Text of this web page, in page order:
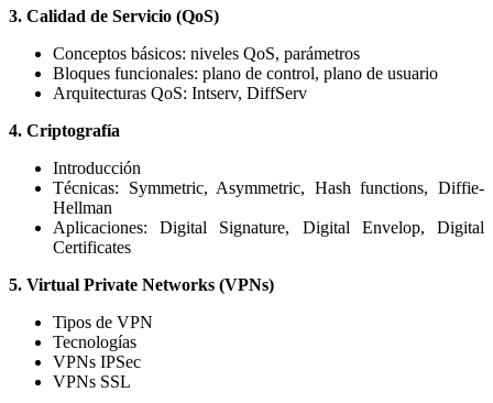
3. Calidad de Servicio (QoS)
Conceptos básicos: niveles QoS, parámetros
Bloques funcionales: plano de control, plano de usuario
Arquitecturas QoS: Intserv, DiffServ
4. Criptografía
Introducción
Técnicas: Symmetric, Asymmetric, Hash functions, Diffie-
Hellman
Aplicaciones: Digital Signature, Digital Envelop, Digital
Certificates
5. Virtual Private Networks (VPNs)
Tipos de VPN
Tecnologías
VPNs IPSec
VPNs SSL